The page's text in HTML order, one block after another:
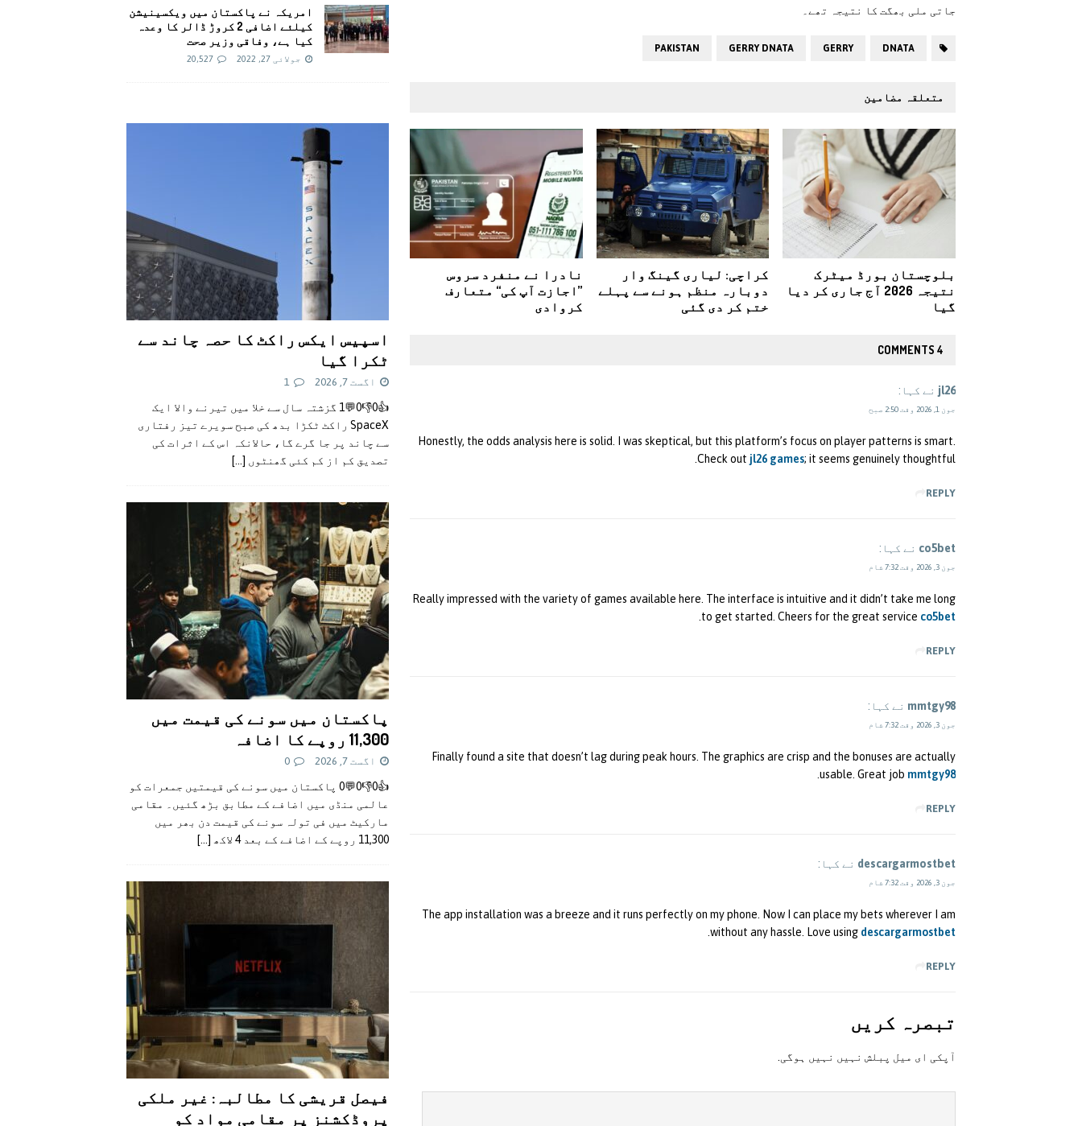
جاتی ملی بھگت کا نتیجہ تھے۔
DNATA
GERRY
GERRY DNATA
PAKISTAN
متعلقہ مضامین
بلوچستان بورڈ میٹرک
نتیجہ 2026 آج جاری کر دیا
گیا
کراچی: لیاری گینگ وار
دوبارہ منظم ہونے سے پہلے
ختم کر دی گئی
نادرا نے منفرد سروس
’’اجازت آپ کی‘‘ متعارف
کروادی
4 COMMENTS
jl26 نے کہا:
جون 1, 2026 وقت 2:50 صبح
Honestly, the odds analysis here is solid. I was skeptical, but this platform’s focus on player patterns is smart.
Check out jl26 games; it seems genuinely thoughtful.
REPLY
co5bet نے کہا:
جون 3, 2026 وقت 7:32 شام
Really impressed with the variety of games available here. The interface is intuitive and it didn’t take me long
to get started. Cheers for the great service co5bet
REPLY
mmtgy98 نے کہا:
جون 3, 2026 وقت 7:32 شام
Finally found a site that doesn’t lag during peak hours. The graphics are crisp and the bonuses are actually
usable. Great job mmtgy98
REPLY
descargarmostbet نے کہا:
جون 3, 2026 وقت 7:32 شام
The app installation was a breeze and it runs perfectly on my phone. Now I can place my bets wherever I am
without any hassle. Love using descargarmostbet
REPLY
تبصرہ کريں
آپکی ای ميل پبلش نہيں نہيں ہوگی.
امريکہ نے پاکستان میں ویکسینیشن
کیلئے اضافی 2 کروڑ ڈالر کا وعدہ
کیا ہے، وفاقی وزیر صحت
جولائی 27, 2022 20,527
اسپیس ایکس راکٹ کا حصہ چاند سے
ٹکرا گیا
اگست 7, 2026 1
👍0👎0💬1 گزشتہ سال سے خلا میں تیرنے والا ایک
SpaceX راکٹ ٹکڑا بدھ کی صبح سویرے تیز رفتاری
سے چاند پر جا گرے گا، حالانکہ اس کے اثرات کی
تصدیق کم از کم کئی گھنٹوں [...]
پاکستان میں سونے کی قیمت میں
11,300 روپے کا اضافہ
اگست 7, 2026 0
👍0👎0💬0 پاکستان میں سونے کی قیمتیں جمعرات کو
عالمی منڈی میں اضافے کے مطابق بڑھ گئیں۔ مقامی
مارکیٹ میں فی تولہ سونے کی قیمت دن بھر میں
11,300 روپے کے اضافے کے بعد 4 لاکھ
[...]
فیصل قریشی کا مطالبہ: غیر ملکی
پروڈکشنز پر مقامی مواد کو